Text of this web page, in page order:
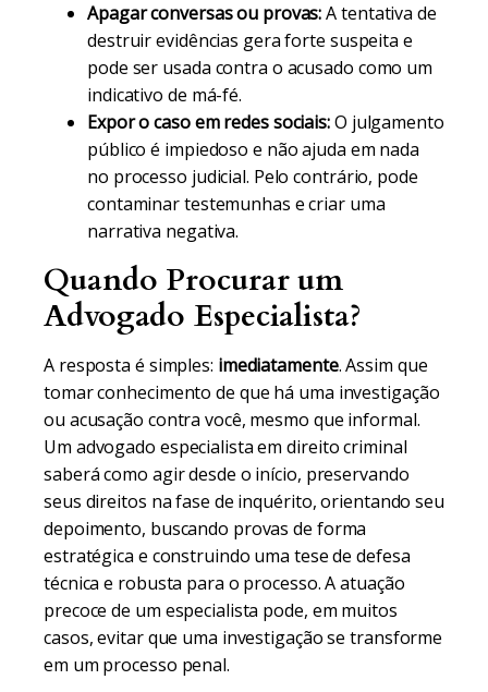
Apagar conversas ou provas:A tentativa de
destruir evidências gera forte suspeita e
pode ser usada contra o acusado como um
indicativo de má-fé.
Expor o caso em redes sociais:O julgamento
público é impiedoso e não ajuda em nada
no processo judicial. Pelo contrário, pode
contaminar testemunhas e criar uma
narrativa negativa.
Quando Procurar um
Advogado Especialista?
A resposta é simples: imediatamente. Assim que
tomar conhecimento de que há uma investigação
ou acusação contra você, mesmo que informal.
Um advogado especialista em direito criminal
saberá como agir desde o início, preservando
seus direitos na fase de inquérito, orientando seu
depoimento, buscando provas de forma
estratégica e construindo uma tese de defesa
técnica e robusta para o processo. A atuação
precoce de um especialista pode, em muitos
casos, evitar que uma investigação se transforme
em um processo penal.